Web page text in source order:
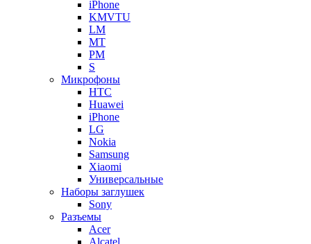
iPhone
KMVTU
LM
MT
PM
S
Микрофоны
HTC
Huawei
iPhone
LG
Nokia
Samsung
Xiaomi
Универсальные
Наборы заглушек
Sony
Разъемы
Acer
Alcatel